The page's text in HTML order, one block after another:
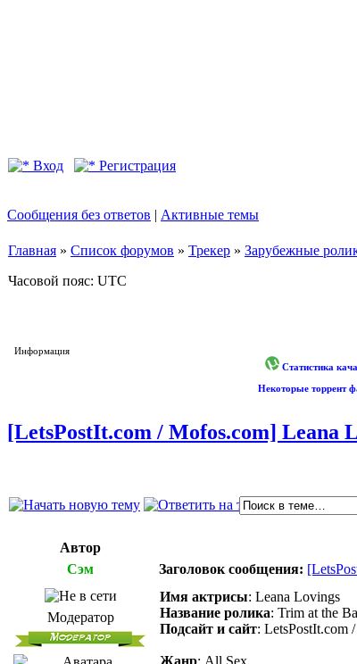
Вход Регистрация
Сообщения без ответов | Активные темы
Главная » Список форумов » Трекер » Зарубежные
Часовой пояс: UTC
Информация
Статистика
Некоторые торрент
[LetsPostIt.com / Mofos.com] Leana
Автор
Сэм
Заголовок сообщения:
Модератор
Имя актрисы: Leana Lovings
Название ролика: Trim at the
Подсайт и сайт: LetsPostIt.com
Жанр: All Sex